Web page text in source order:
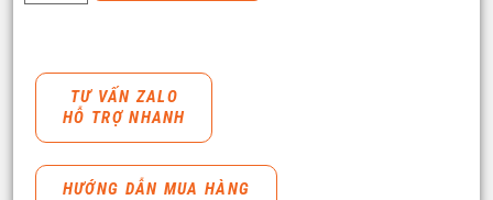
TƯ VẤN ZALO
HỖ TRỢ NHANH
HƯỚNG DẪN MUA HÀNG